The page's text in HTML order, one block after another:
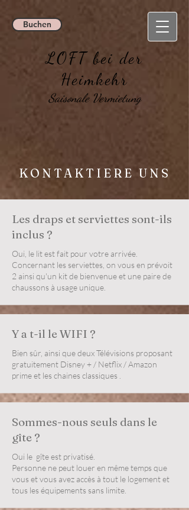
LOFT bei der
Heimkehr
Saisonale Vermietung
Buchen
KONTAKTIERE UNS
Les draps et serviettes sont-ils
inclus ?
Oui, le lit est fait pour votre arrivée.
Concernant les serviettes, on vous en prévoit
2 ainsi qu'un kit de bienvenue et une paire de
chaussons à usage unique.
Y a t-il le WIFI ?
Bien sûr, ainsi que deux Télévisions proposant
gratuitement Disney + / Netflix / Amazon
prime et les chaines classiques .
Sommes-nous seuls dans le
gîte ?
Oui le gîte est privatisé.
Personne ne peut louer en même temps que
vous et vous avez accès à tout le logement et
tous les équipements sans limite.